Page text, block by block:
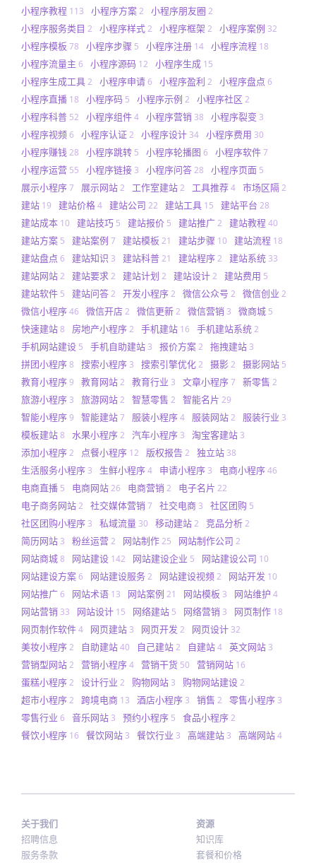
小程序教程 113 小程序方案2 小程序朋友圈 2
小程序服务类目 2 小程序样式2 小程序框架 2 小程序案例 32
小程序模板 78 小程序步骤 5 小程序注册 14 小程序流程 18
小程序流量主 6 小程序源码 12 小程序生成 15
小程序生成工具2 小程序申请6 小程序盈利 2 小程序盘点 6
小程序直播 18 小程序码 5 小程序示例 2 小程序社区 2
小程序科普 52 小程序组件4 小程序营销 38 小程序裂变 3
小程序视频6 小程序认证2 小程序设计 34 小程序费用 30
小程序赚钱28 小程序跳转 5 小程序轮播图 6 小程序软件7
小程序运营 55 小程序链接 3 小程序问答28 小程序页面 5
展示小程序7 展示网站2 工作室建站2 工具推荐4 市场区隔2
建站 19 建站价格4 建站公司 22 建站工具 15 建站平台 28
建站成本 10 建站技巧 5 建站报价 5 建站推广2 建站教程40
建站方案 5 建站案例 7 建站模板 21 建站步骤 10 建站流程 18
建站盘点 6 建站知识 3 建站科普21 建站程序2 建站系统 33
建站网站2 建站要求2 建站计划 2 建站设计2 建站费用 5
建站软件 5 建站问答2 开发小程序2 微信公众号 2 微信创业 2
微信小程序46 微信开店2 微信更新2 微信营销 3 微商城 5
快速建站8 房地产小程序2 手机建站 16 手机建站系统2
手机网站建设 5 手机自助建站 3 报价方案2 拖拽建站 3
拼团小程序8 搜索小程序 3 搜索引擎优化2 摄影2 摄影网站 5
教育小程序9 教育网站2 教育行业 3 文章小程序7 新零售 2
旅游小程序 3 旅游网站2 智慧零售 2 智能名片 29
智能小程序9 智能建站7 服装小程序4 服装网站2 服装行业 3
模板建站8 水果小程序2 汽车小程序 3 淘宝客建站 3
添加小程序2 点餐小程序 12 版权报告2 独立站 38
生活服务小程序 3 生鲜小程序4 申请小程序 3 电商小程序46
电商直播 5 电商网站26 电商营销 2 电子名片 22
电子商务网站2 社交媒体营销 7 社交电商 3 社区团购 5
社区团购小程序 3 私域流量 30 移动建站2 竞品分析2
简历网站 3 粉丝运营2 网站制作25 网站制作公司 2
网站商城8 网站建设 142 网站建设企业 5 网站建设公司 10
网站建设方案6 网站建设服务2 网站建设视频2 网站开发 10
网站推广6 网站术语 13 网站案例 21 网站模板 3 网站维护 4
网站营销 33 网站设计 15 网络建站 5 网络营销 3 网页制作 18
网页制作软件4 网页建站 3 网页开发 2 网页设计 32
美妆小程序2 自助建站40 自己建站2 自建站4 英文网站 3
营销型网站2 营销小程序4 营销干货 50 营销网站 16
蛋糕小程序2 设计行业 2 购物网站 3 购物网站建设2
超市小程序2 跨境电商 13 酒店小程序 3 销售 2 零售小程序 3
零售行业 6 音乐网站 3 预约小程序 5 食品小程序2
餐饮小程序 16 餐饮网站 3 餐饮行业 3 高端建站 3 高端网站4
关于我们
招聘信息
服务条款
资源
知识库
套餐和价格